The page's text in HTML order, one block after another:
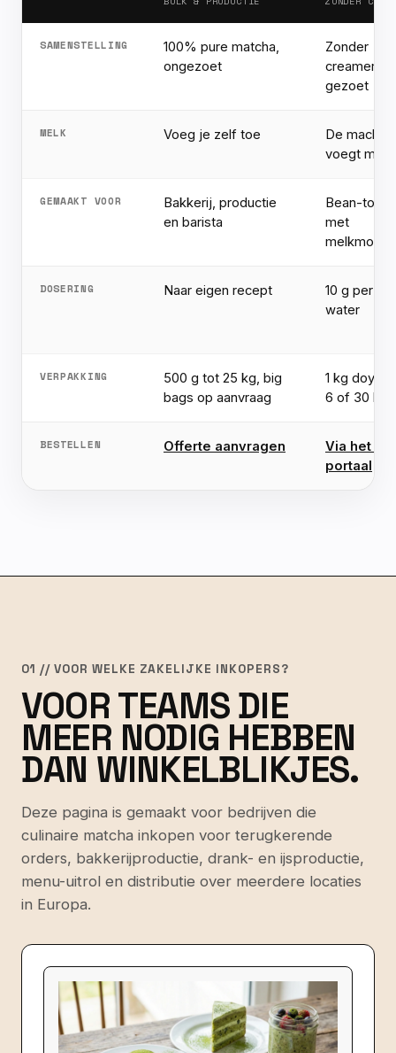
SAMENSTELLING
100% pure matcha,
ongezoet
Zonder
creamer,
gezoet
MELK Voeg je zelf toe
De machine
voegt
GEMAAKT VOOR
Bakkerij, productie
en barista
Bean-to-
met
DOSERING Naar eigen recept
10 g per
water
VERPAKKING
500 g tot 25 kg, big
bags op aanvraag
1 kg
6 of 30 kg)
BESTELLEN Offerte aanvragen
Via het
portaal
01 // VOOR WELKE ZAKELIJKE INKOPERS?
VOOR TEAMS DIE
MEER NODIG HEBBEN
DAN WINKELBLIKJES.
Deze pagina is gemaakt voor bedrijven die
culinaire matcha inkopen voor terugkerende
orders, bakkerijproductie, drank- en ijsproductie,
menu-uitrol en distributie over meerdere locaties
in Europa.